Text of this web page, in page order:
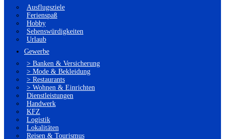
Ausflugsziele
Ferienspaß
Hobby
Sehenswürdigkeiten
Urlaub
Gewerbe
> Banken & Versicherung
> Mode & Bekleidung
> Restaurants
> Wohnen & Einrichten
Dienstleistungen
Handwerk
KFZ
Logistik
Lokalitäten
Reisen & Tourismus